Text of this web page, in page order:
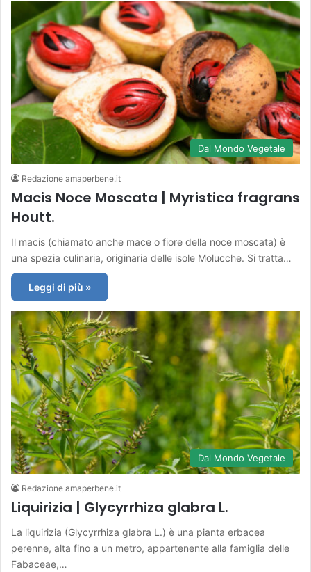
Dal Mondo Vegetale
Redazione amaperbene.it
Macis Noce Moscata | Myristica fragrans
Houtt.
Il macis (chiamato anche mace o fiore della noce moscata) è
una spezia culinaria, originaria delle isole Molucche. Si tratta…
Leggi di più »
Dal Mondo Vegetale
Redazione amaperbene.it
Liquirizia | Glycyrrhiza glabra L.
La liquirizia (Glycyrrhiza glabra L.) è una pianta erbacea
perenne, alta fino a un metro, appartenente alla famiglia delle
Fabaceae,…